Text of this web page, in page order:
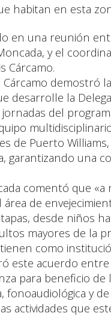
habitan en esta
en una reunión
y el
Cárcamo.
Cárcamo demostró
desarrolle la
del
de Puerto
garantizando una
comentó que
de
desde niños
mayores de la
como
este acuerdo
para beneficio
fonoaudiológica y
actividades que